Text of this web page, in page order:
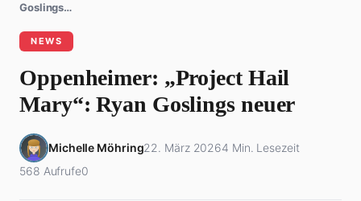
Goslings…
NEWS
Oppenheimer: „Project Hail
Mary“: Ryan Goslings neuer
Michelle Möhring22. März 20264 Min. Lesezeit
568 Aufrufe0